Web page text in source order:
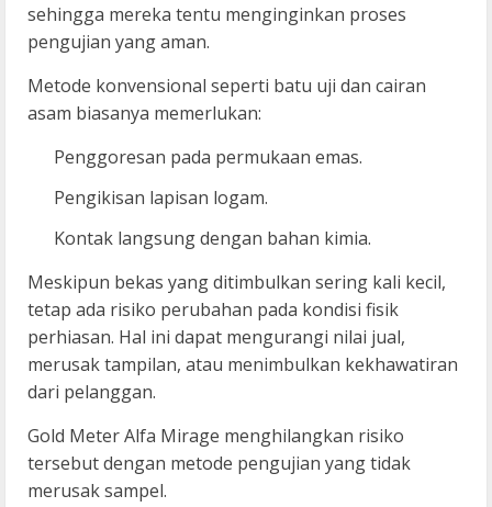
sehingga mereka tentu menginginkan proses
pengujian yang aman.
Metode konvensional seperti batu uji dan cairan
asam biasanya memerlukan:
Penggoresan pada permukaan emas.
Pengikisan lapisan logam.
Kontak langsung dengan bahan kimia.
Meskipun bekas yang ditimbulkan sering kali kecil,
tetap ada risiko perubahan pada kondisi fisik
perhiasan. Hal ini dapat mengurangi nilai jual,
merusak tampilan, atau menimbulkan kekhawatiran
dari pelanggan.
Gold Meter Alfa Mirage menghilangkan risiko
tersebut dengan metode pengujian yang tidak
merusak sampel.